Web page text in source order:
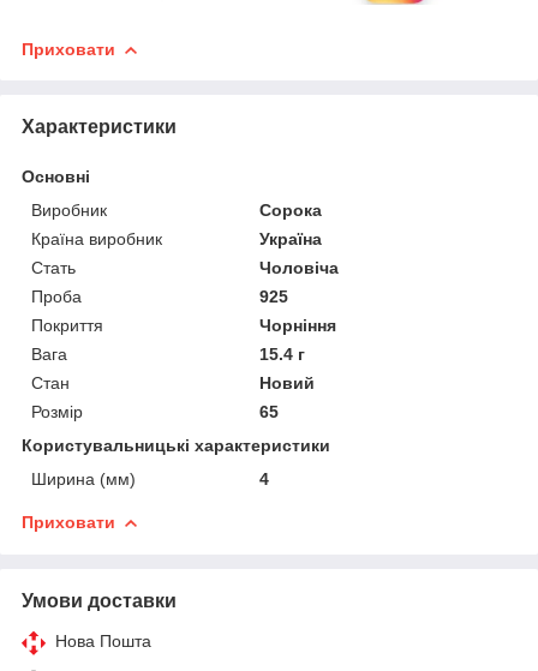
Приховати
Характеристики
Основні
Виробник
Сорока
Країна виробник
Україна
Стать
Чоловіча
Проба
925
Покриття
Чорніння
Вага
15.4 г
Стан
Новий
Розмір
65
Користувальницькі характеристики
Ширина (мм)
4
Приховати
Умови доставки
Нова Пошта